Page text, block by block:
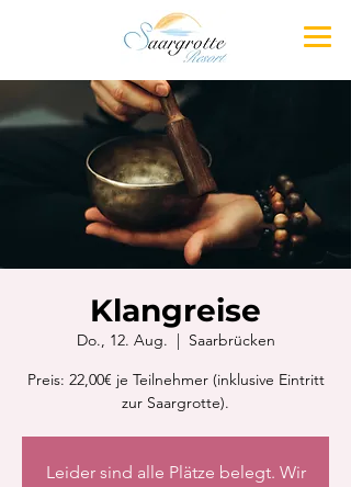
Klangreise
Do., 12. Aug.
  |
Saarbrücken
Preis: 22,00€ je Teilnehmer (inklusive Eintritt
zur Saargrotte).
Leider sind alle Plätze belegt. Wir